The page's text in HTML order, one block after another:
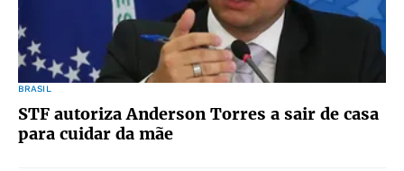
BRASIL
STF autoriza Anderson Torres a sair de casa
para cuidar da mãe